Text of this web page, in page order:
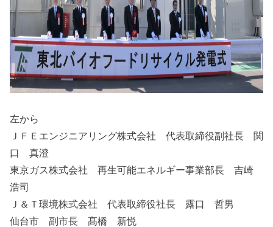
左から
ＪＦＥエンジニアリング株式会社 代表取締役副社長 関
口 真澄
東京ガス株式会社 再生可能エネルギー事業部長 吉崎
浩司
Ｊ＆Ｔ環境株式会社 代表取締役社長 露口 哲男
仙台市 副市長 髙橋 新悦